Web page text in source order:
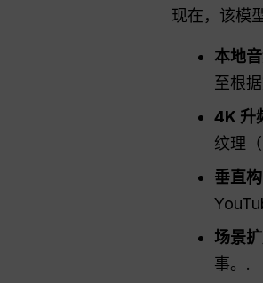
现在，该模
本地音
至根
4K 升
纹理
垂直构
场景扩
事。.